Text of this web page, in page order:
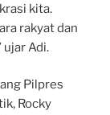
kita.
rakyat dan
ujar Adi.
Pilpres
Rocky